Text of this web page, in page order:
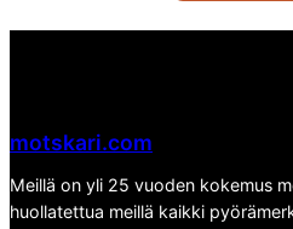
takaisin. Lopullinen hinta
motskari.com
Meillä on yli 25 vuoden kokemus
huollatettua meillä kaikki